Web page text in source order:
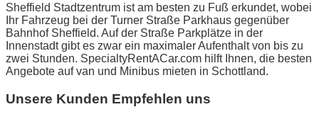
Sheffield Stadtzentrum ist am besten zu Fuß erkundet, wobei
Ihr Fahrzeug bei der Turner Straße Parkhaus gegenüber
Bahnhof Sheffield. Auf der Straße Parkplätze in der
Innenstadt gibt es zwar ein maximaler Aufenthalt von bis zu
zwei Stunden. SpecialtyRentACar.com hilft Ihnen, die besten
Angebote auf van und Minibus mieten in Schottland.
Unsere Kunden Empfehlen uns